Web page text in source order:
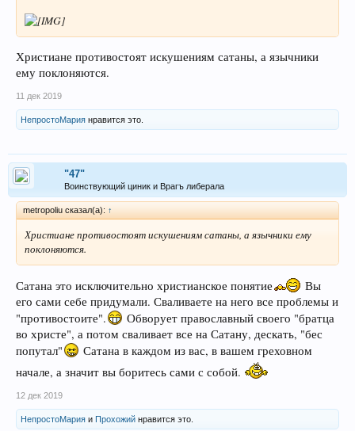
Христиане противостоят искушениям сатаны, а язычники
ему поклоняются.
11 дек 2019
НепростоМария нравится это.
"47"
Воинствующий циник и Врагъ либерала
metropoliu сказал(а): ↑
Христиане противостоят искушениям сатаны, а язычники ему
поклоняются.
Сатана это исключительно христианское понятие
Вы
его сами себе придумали. Сваливаете на него все проблемы и
"противостоите".
Обворует православный своего "братца
во христе", а потом сваливает все на Сатану, дескать, "бес
попутал"
Сатана в каждом из вас, в вашем греховном
начале, а значит вы боритесь сами с собой.
12 дек 2019
НепростоМария и Прохожий нравится это.